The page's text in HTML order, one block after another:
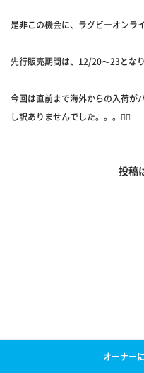
是非この機会に、ラグビーオンラ
先行販売期間は、12/20〜23とな
今回は直前まで海外からの入荷が
し訳ありませんでした。。。🙂‍↕️
投稿
オーナー